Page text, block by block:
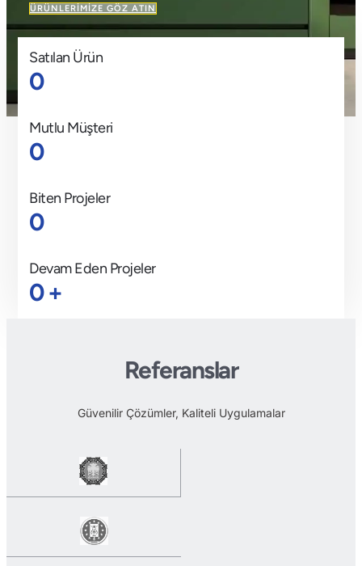
ÜRÜNLERIMIZE GÖZ ATIN
Satılan Ürün
0
Mutlu Müşteri
0
Biten Projeler
0
Devam Eden Projeler
0 +
Referanslar
Güvenilir Çözümler, Kaliteli Uygulamalar